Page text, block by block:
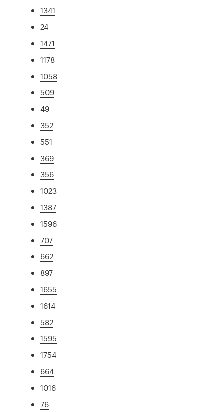
1341
24
1471
1178
1058
509
49
352
551
369
356
1023
1387
1596
707
662
897
1655
1614
582
1595
1754
664
1016
76